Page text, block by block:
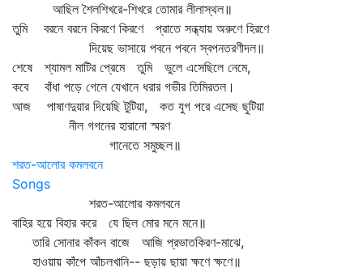
আছিল শৈলশিখরে-শিখরে তোমার লীলাস্থল॥
তুমি বরনে বরনে কিরণে কিরণে প্রাতে সন্ধ্যায় অরুণে হিরণে
দিয়েছ ভাসায়ে পবনে পবনে স্বপনতরণীদল॥
শেষে শ্যামল মাটির প্রেমে তুমি ভুলে এসেছিলে নেমে,
কবে বাঁধা পড়ে গেলে যেখানে ধরার গভীর তিমিরতল।
আজ পাষাণদুয়ার দিয়েছি টুটিয়া, কত যুগ পরে এসেছ ছুটিয়া
নীল গগনের হারানো স্মরণ
গানেতে সমুচ্ছল॥
শরত-আলোর কমলবনে
Songs
শরত-আলোর কমলবনে
বাহির হয়ে বিহার করে যে ছিল মোর মনে মনে॥
তারি সোনার কাঁকন বাজে আজি প্রভাতকিরণ-মাঝে,
হাওয়ায় কাঁপে আঁচলখানি-- ছড়ায় ছায়া ক্ষণে ক্ষণে॥